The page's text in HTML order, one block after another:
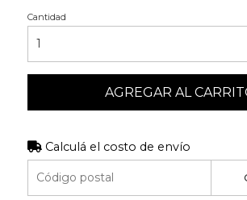
Cantidad
AGREGAR AL
Calculá el costo de envío